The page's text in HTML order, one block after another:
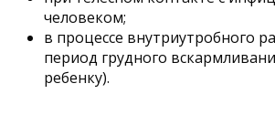
человеком;
в процессе внутриутробного
период грудного
ребенку).